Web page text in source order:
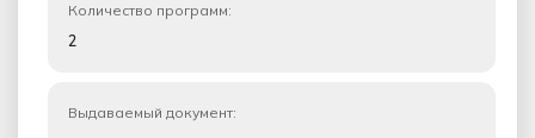
Количество программ:
2
Выдаваемый документ: